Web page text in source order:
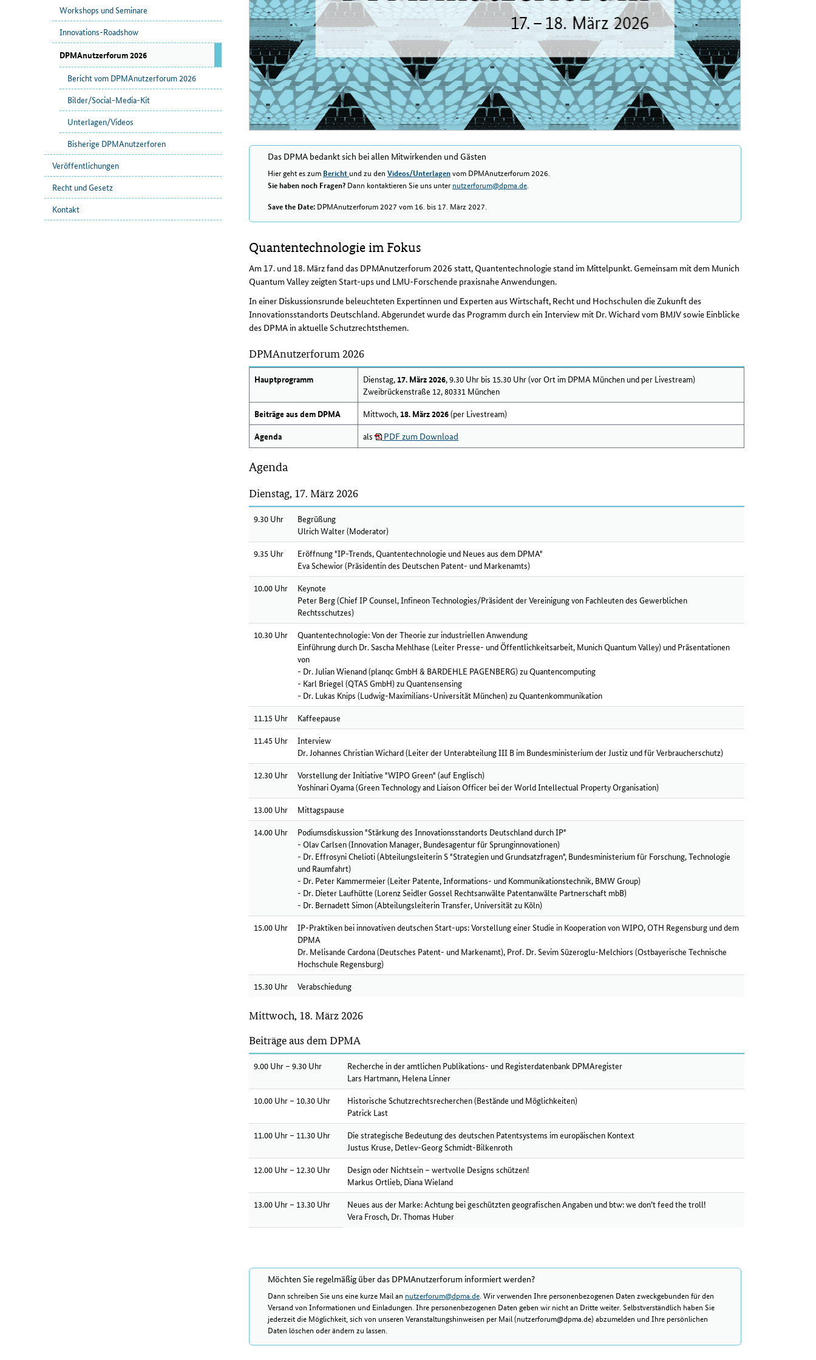
Workshops und Seminare
Innovations-Roadshow
DPMAnutzerforum 2026
Bericht vom DPMAnutzerforum 2026
Bilder/Social-Media-Kit
Unterlagen/Videos
Bisherige DPMAnutzerforen
Veröffentlichungen
Recht und Gesetz
Kontakt
Das DPMA bedankt sich bei allen Mitwirkenden und Gästen
Hier geht es zum Berichtund zu den Videos/Unterlagenvom DPMAnutzerforum 2026.
Sie haben noch Fragen? Dann kontaktieren Sie uns unter nutzerforum@dpma.de
Save the Date: DPMAnutzerforum 2027 vom 16. bis 17. März 2027.
Quantentechnologie im Fokus
Am 17. und 18. März fand das DPMAnutzerforum 2026 statt, Quantentechnologie stand im Mittelpunkt. Gemeinsam mit dem Munich
Quantum Valley zeigten Start-ups und LMU-Forschende praxisnahe Anwendungen.
In einer Diskussionsrunde beleuchteten Expertinnen und Experten aus Wirtschaft, Recht und Hochschulen die Zukunft des
Innovationsstandorts Deutschland. Abgerundet wurde das Programm durch ein Interview mit Dr. Wichard vom BMJV sowie Einblicke
des DPMA in aktuelle Schutzrechtsthemen.
DPMAnutzerforum 2026
Hauptprogramm Dienstag, 17. März 2026, 9.30 Uhr bis 15.30 Uhr (vor Ort im DPMA München und per Livestream)
Zweibrückenstraße 12, 80331 München
Beiträge aus dem DPMA
Mittwoch, 18. März 2026(per Livestream)
Agenda
als PDF zum Download
Agenda
Dienstag, 17. März 2026
9.30 Uhr
Begrüßung
Ulrich Walter (Moderator)
9.35 Uhr
Eröffnung "IP-Trends, Quantentechnologie und Neues aus dem DPMA"
Eva Schewior (Präsidentin des Deutschen Patent- und Markenamts)
10.00 Uhr
Keynote
Peter Berg (Chief IP Counsel, Infineon Technologies/Präsident der Vereinigung von Fachleuten des Gewerblichen
Rechtsschutzes)
10.30 Uhr
Quantentechnologie: Von der Theorie zur industriellen Anwendung
Einführung durch Dr. Sascha Mehlhase (Leiter Presse- und Öffentlichkeitsarbeit, Munich Quantum Valley) und Präsentationen
von
- Dr. Julian Wienand (planqc GmbH & BARDEHLE PAGENBERG) zu Quantencomputing
- Karl Briegel (QTAS GmbH) zu Quantensensing
- Dr. Lukas Knips (Ludwig-Maximilians-Universität München) zu Quantenkommunikation
11.15 Uhr
Kaffeepause
11.45 Uhr
Interview
Dr. Johannes Christian Wichard (Leiter der Unterabteilung III B im Bundesministerium der Justiz und für Verbraucherschutz)
12.30 Uhr
Vorstellung der Initiative "WIPO Green" (auf Englisch)
Yoshinari Oyama (Green Technology and Liaison Officer bei der World Intellectual Property Organisation)
13.00 Uhr
Mittagspause
14.00 Uhr
Podiumsdiskussion "Stärkung des Innovationsstandorts Deutschland durch IP"
- Olav Carlsen (Innovation Manager, Bundesagentur für Sprunginnovationen)
- Dr. Effrosyni Chelioti (Abteilungsleiterin S "Strategien und Grundsatzfragen", Bundesministerium für Forschung, Technologie
und Raumfahrt)
- Dr. Peter Kammermeier (Leiter Patente, Informations- und Kommunikationstechnik, BMW Group)
- Dr. Dieter Laufhütte (Lorenz Seidler Gossel Rechtsanwälte Patentanwälte Partnerschaft mbB)
- Dr. Bernadett Simon (Abteilungsleiterin Transfer, Universität zu Köln)
15.00 Uhr
IP-Praktiken bei innovativen deutschen Start-ups: Vorstellung einer Studie in Kooperation von WIPO, OTH Regensburg und dem
DPMA
Dr. Melisande Cardona (Deutsches Patent- und Markenamt), Prof. Dr. Sevim Süzeroglu-Melchiors (Ostbayerische Technische
Hochschule Regensburg)
15.30 Uhr
Verabschiedung
Mittwoch, 18. März 2026
Beiträge aus dem DPMA
9.00 Uhr – 9.30 Uhr
Recherche in der amtlichen Publikations- und Registerdatenbank DPMAregister
Lars Hartmann, Helena Linner
10.00 Uhr – 10.30 Uhr
Historische Schutzrechtsrecherchen (Bestände und Möglichkeiten)
Patrick Last
11.00 Uhr – 11.30 Uhr
Die strategische Bedeutung des deutschen Patentsystems im europäischen Kontext
Justus Kruse, Detlev-Georg Schmidt-Bilkenroth
12.00 Uhr – 12.30 Uhr
Design oder Nichtsein – wertvolle Designs schützen!
Markus Ortlieb, Diana Wieland
13.00 Uhr – 13.30 Uhr
Neues aus der Marke: Achtung bei geschützten geografischen Angaben und btw:we don’t feed the troll!
Vera Frosch, Dr. Thomas Huber
Möchten Sie regelmäßig über das DPMAnutzerforum informiert werden?
Dann schreiben Sie uns eine kurze Mail an nutzerforum@dpma.de . Wir verwenden Ihre personenbezogenen Daten zweckgebunden für den
Versand von Informationen und Einladungen. Ihre personenbezogenen Daten geben wir nicht an Dritte weiter. Selbstverständlich haben Sie
jederzeit die Möglichkeit, sich von unseren Veranstaltungshinweisen per Mail (nutzerforum@dpma.de) abzumelden und Ihre persönlichen
Daten löschen oder ändern zu lassen.